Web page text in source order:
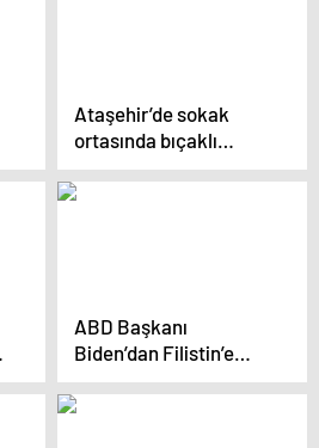
Ataşehir’de sokak
ortasında bıçaklı
dehşet
ABD Başkanı
Biden’dan Filistin’e
insani yardım
açıklaması